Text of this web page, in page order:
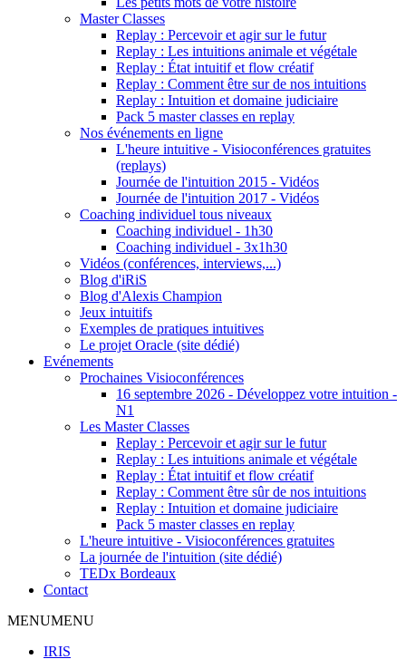
Master Classes
Replay : Percevoir et agir sur le futur
Replay : Les intuitions animale et végétale
Replay : État intuitif et flow créatif
Replay : Comment être sur de nos intuitions
Replay : Intuition et domaine judiciaire
Pack 5 master classes en replay
Nos événements en ligne
L'heure intuitive - Visioconférences gratuites
(replays)
Journée de l'intuition 2015 - Vidéos
Journée de l'intuition 2017 - Vidéos
Coaching individuel tous niveaux
Coaching individuel - 1h30
Coaching individuel - 3x1h30
Vidéos (conférences, interviews,...)
Blog d'iRiS
Blog d'Alexis Champion
Jeux intuitifs
Exemples de pratiques intuitives
Le projet Oracle (site dédié)
Evénements
Prochaines Visioconférences
16 septembre 2026 - Développez votre intuition -
N1
Les Master Classes
Replay : Percevoir et agir sur le futur
Replay : Les intuitions animale et végétale
Replay : État intuitif et flow créatif
Replay : Comment être sûr de nos intuitions
Replay : Intuition et domaine judiciaire
Pack 5 master classes en replay
L'heure intuitive - Visioconférences gratuites
La journée de l'intuition (site dédié)
TEDx Bordeaux
Contact
MENUMENU
IRIS